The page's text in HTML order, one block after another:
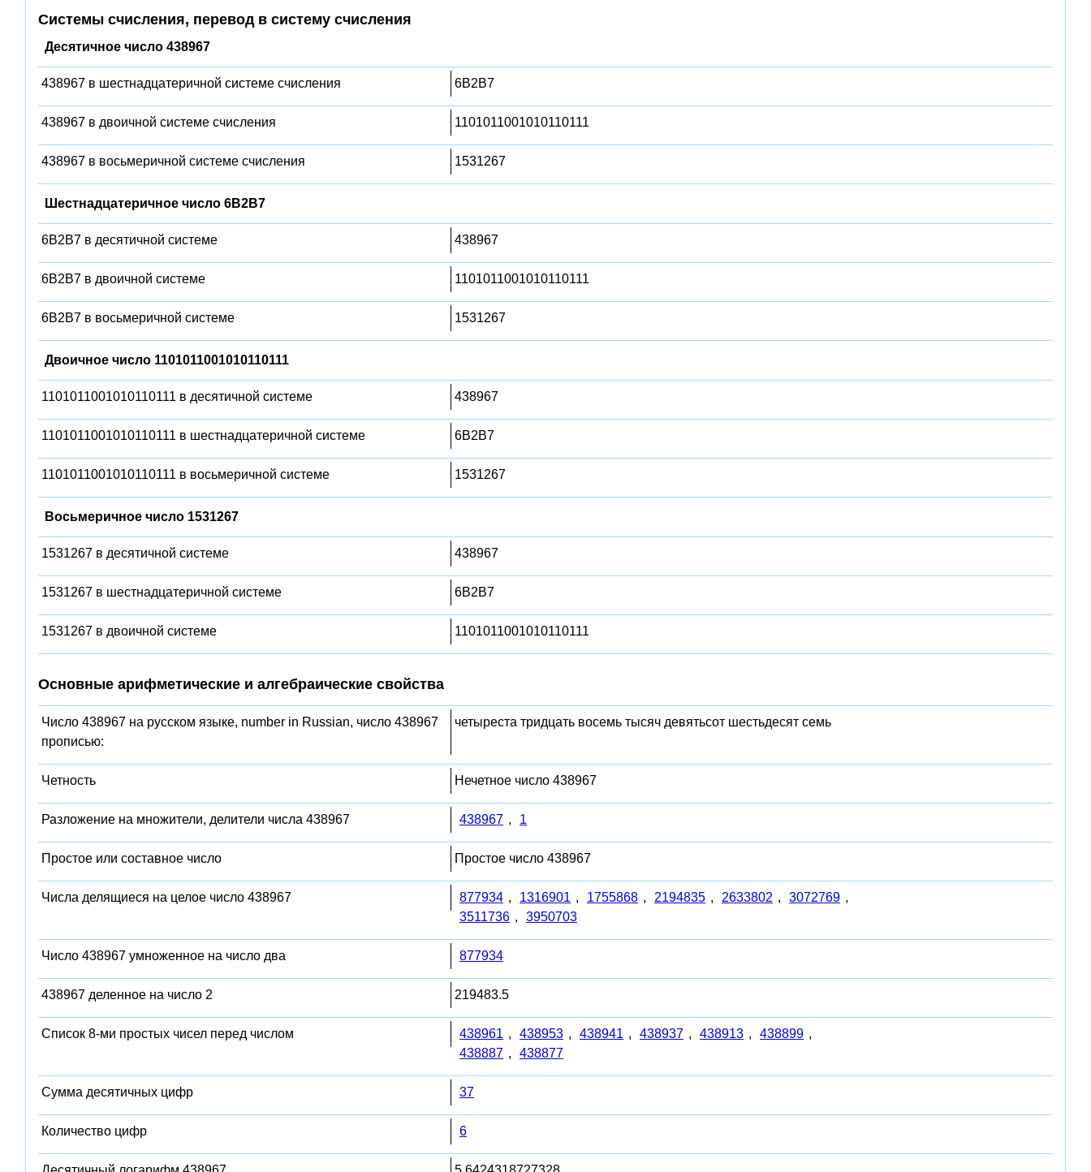
Системы счисления, перевод в систему счисления
Десятичное число 438967
438967 в шестнадцатеричной системе счисления 6B2B7
438967 в двоичной системе счисления 1101011001010110111
438967 в восьмеричной системе счисления 1531267
Шестнадцатеричное число 6B2B7
6B2B7 в десятичной системе 438967
6B2B7 в двоичной системе 1101011001010110111
6B2B7 в восьмеричной системе 1531267
Двоичное число 1101011001010110111
1101011001010110111 в десятичной системе 438967
1101011001010110111 в шестнадцатеричной системе 6B2B7
1101011001010110111 в восьмеричной системе 1531267
Восьмеричное число 1531267
1531267 в десятичной системе 438967
1531267 в шестнадцатеричной системе 6B2B7
1531267 в двоичной системе 1101011001010110111
Основные арифметические и алгебраические свойства
Число 438967 на русском языке, number in Russian, число 438967
прописью:
четыреста тридцать восемь тысяч девятьсот шестьдесят семь
Четность Нечетное число 438967
Разложение на множители, делители числа 438967 438967 , 1
Простое или составное число Простое число 438967
Числа делящиеся на целое число 438967 877934 , 1316901 , 1755868 , 2194835 , 2633802 , 3072769 ,
3511736 , 3950703
Число 438967 умноженное на число два 877934
438967 деленное на число 2 219483.5
Список 8-ми простых чисел перед числом 438961 , 438953 , 438941 , 438937 , 438913 , 438899 ,
438887 , 438877
Сумма десятичных цифр 37
Количество цифр 6